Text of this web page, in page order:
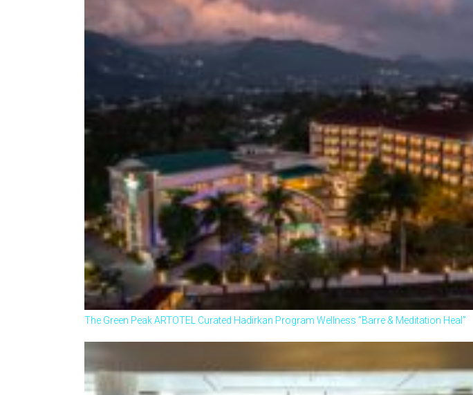
The Green Peak ARTOTEL Curated Hadirkan Program Wellness “Barre & Meditation Heal”